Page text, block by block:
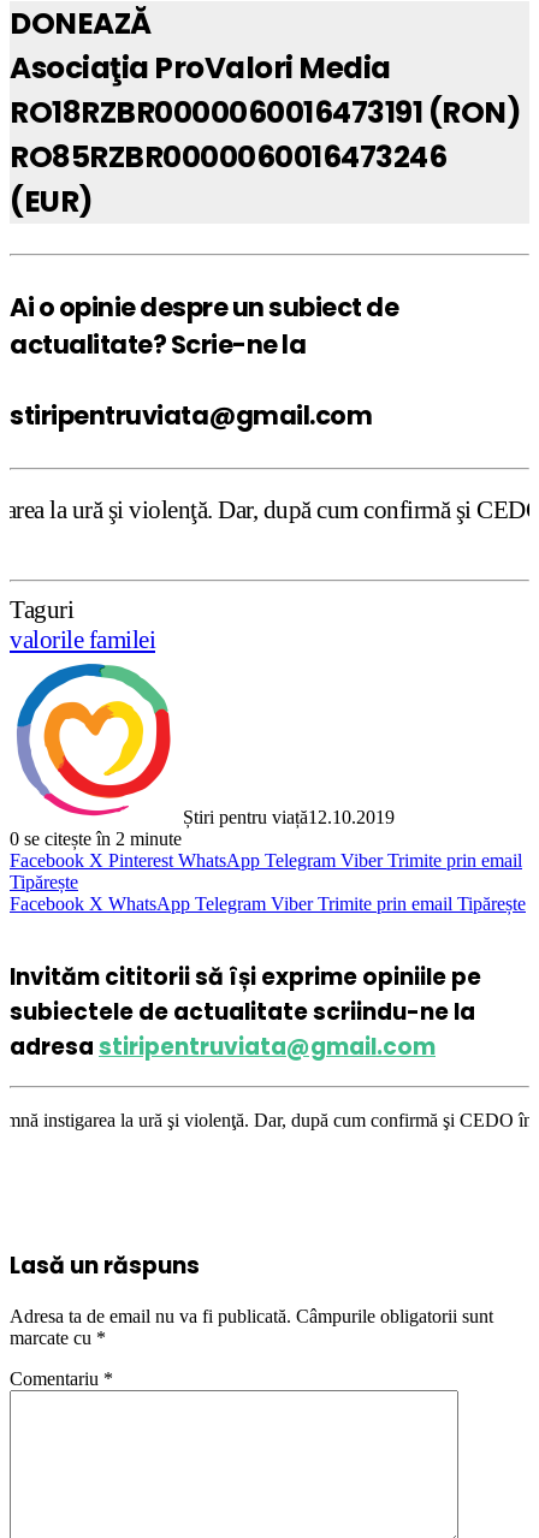
DONEAZĂ
Asociaţia ProValori Media
RO18RZBR0000060016473191 (RON)
RO85RZBR0000060016473246
(EUR)
Ai o opinie despre un subiect de
actualitate? Scrie-ne la
stiripentruviata@gmail.com
Dar, după cum confirmă şi CEDO în cazul
Taguri
valorile familei
Știri pentru viață12.10.2019
0 se citește în 2 minute
Facebook X Pinterest WhatsApp Telegram Viber Trimite prin email
Tipărește
Facebook X WhatsApp Telegram Viber Trimite prin email Tipărește
Invităm cititorii să își exprime opiniile pe
subiectele de actualitate scriindu-ne la
adresastiripentruviata@gmail.com
şi violenţă. Dar, după cum confirmă şi CEDO în cazul
Lasă un răspuns
Adresa ta de email nu va fi publicată. Câmpurile obligatorii sunt
marcate cu *
Comentariu *